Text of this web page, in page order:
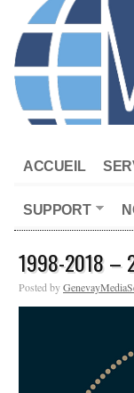
ACCUEIL
SUPPORT
1998-2018 –
Posted by